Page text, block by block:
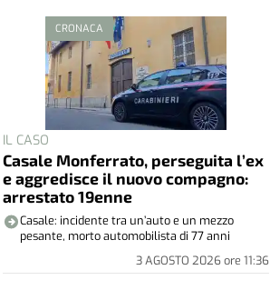
CRONACA
IL CASO
Casale Monferrato, perseguita l’ex
e aggredisce il nuovo compagno:
arrestato 19enne
3 AGOSTO 2026ore 11:36
Casale: incidente tra un’auto e un mezzo
pesante, morto automobilista di 77 anni